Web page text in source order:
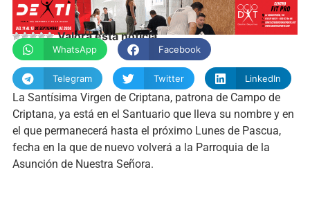
Valora esta noticia
WhatsApp Facebook
Telegram Twitter LinkedIn
La Santísima Virgen de Criptana, patrona de Campo de
Criptana, ya está en el Santuario que lleva su nombre y en
el que permanecerá hasta el próximo Lunes de Pascua,
fecha en la que de nuevo volverá a la Parroquia de la
Asunción de Nuestra Señora.